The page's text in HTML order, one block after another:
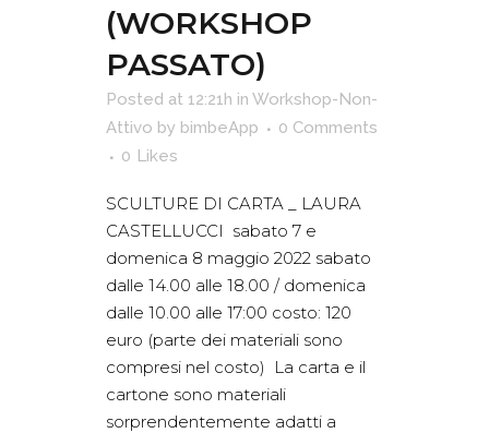
(WORKSHOP
PASSATO)
Posted at 12:21h in Workshop-Non-
Attivo by bimbeApp
0 Comments
0 Likes
SCULTURE DI CARTA _ LAURA
CASTELLUCCI sabato 7 e
domenica 8 maggio 2022 sabato
dalle 14.00 alle 18.00 / domenica
dalle 10.00 alle 17:00 costo: 120
euro (parte dei materiali sono
compresi nel costo) La carta e il
cartone sono materiali
sorprendentemente adatti a